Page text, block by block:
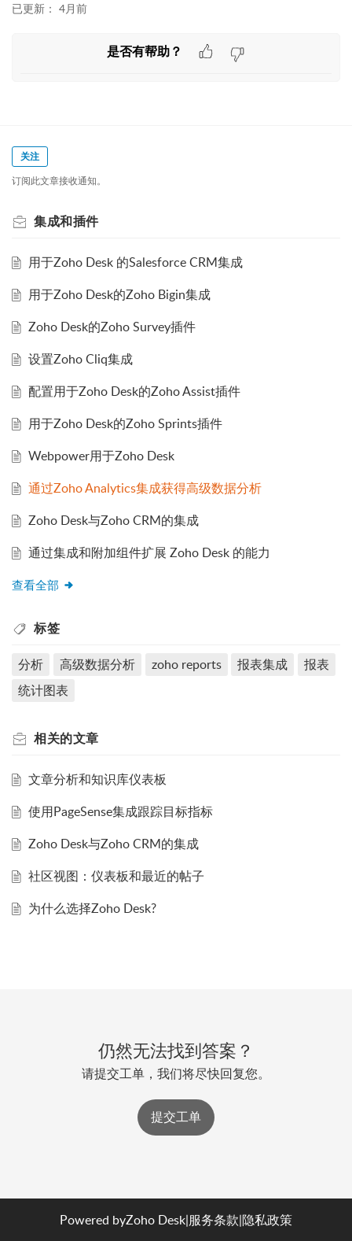
已更新： 4月前
是否有帮助？
关注
订阅此文章接收通知。
集成和插件
用于Zoho Desk 的Salesforce CRM集成
用于Zoho Desk的Zoho Bigin集成
Zoho Desk的Zoho Survey插件
设置Zoho Cliq集成
配置用于Zoho Desk的Zoho Assist插件
用于Zoho Desk的Zoho Sprints插件
Webpower用于Zoho Desk
通过Zoho Analytics集成获得高级数据分析
Zoho Desk与Zoho CRM的集成
通过集成和附加组件扩展 Zoho Desk 的能力
查看全部
标签
分析 高级数据分析 zoho reports 报表集成
报表
统计图表
相关的文章
文章分析和知识库仪表板
使用PageSense集成跟踪目标指标
Zoho Desk与Zoho CRM的集成
社区视图：仪表板和最近的帖子
为什么选择Zoho Desk?
仍然无法找到答案？
请提交工单，我们将尽快回复您。
提交工单
Powered byZoho Desk|服务条款|隐私政策